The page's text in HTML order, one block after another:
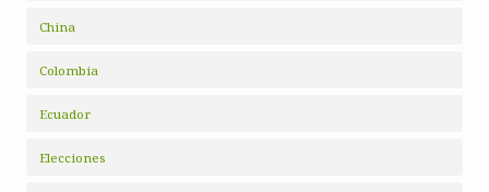
China
Colombia
Ecuador
Elecciones